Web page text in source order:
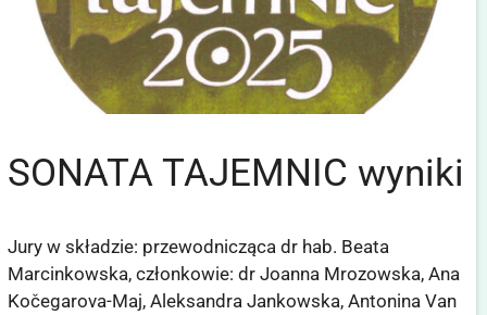
SONATA TAJEMNIC wyniki
Jury w składzie: przewodnicząca dr hab. Beata
Marcinkowska, członkowie: dr Joanna Mrozowska, Ana
Kočegarova-Maj, Aleksandra Jankowska, Antonina Van